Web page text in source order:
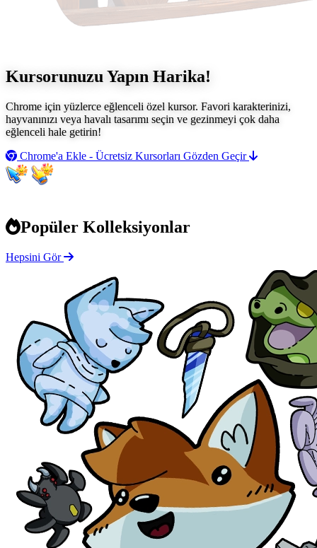
Kursorunuzu Yapın Harika!
Chrome için yüzlerce eğlenceli özel kursor. Favori karakterinizi,
hayvanınızı veya havalı tasarımı seçin ve gezinmeyi çok daha
eğlenceli hale getirin!
Chrome'a Ekle - Ücretsiz Kursorları Gözden Geçir
Popüler Kolleksiyonlar
Hepsini Gör